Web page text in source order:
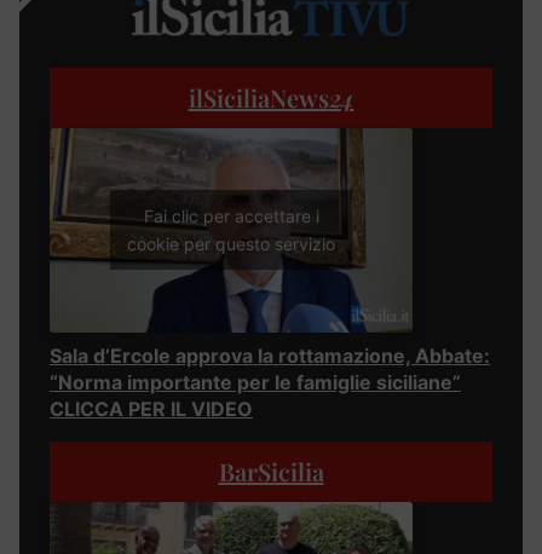
ilSiciliaNews24
Fai clic per accettare i
cookie per questo servizio
Sala d’Ercole approva la rottamazione, Abbate:
“Norma importante per le famiglie siciliane”
CLICCA PER IL VIDEO
BarSicilia